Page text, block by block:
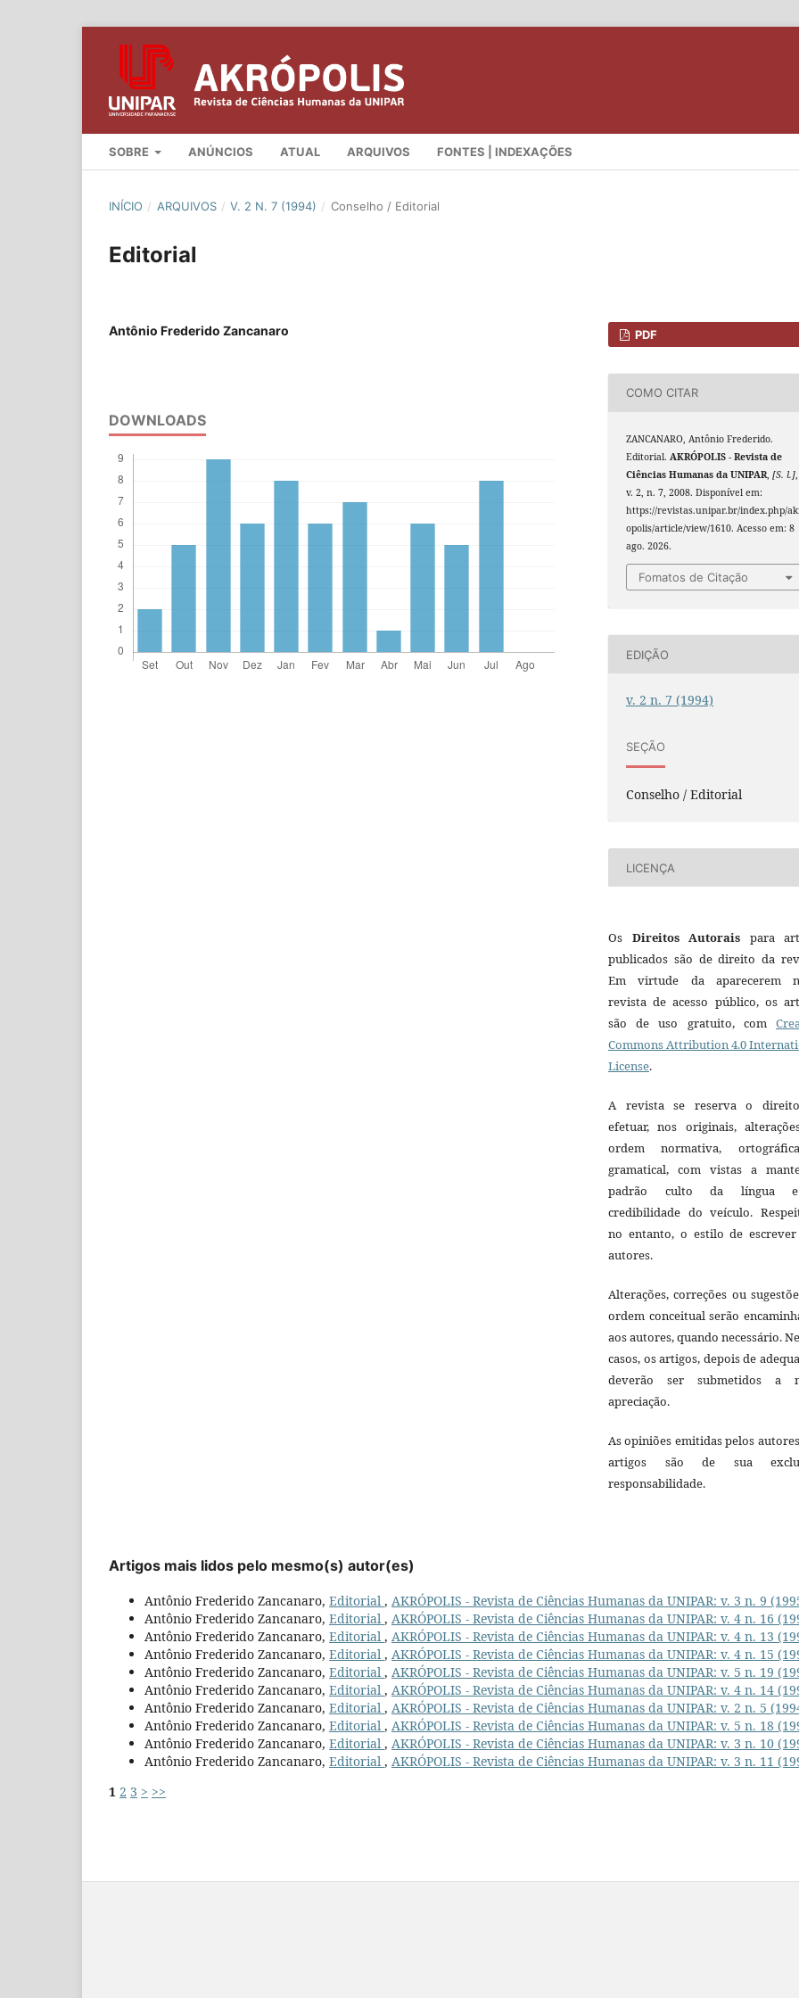
SOBRE ANÚNCIOS ATUAL ARQUIVOS FONTES | INDEXAÇÕES
INÍCIO / ARQUIVOS / V. 2 N. 7 (1994) / Conselho / Editorial
Editorial
Antônio Frederido Zancanaro
DOWNLOADS
PDF
COMO CITAR
ZANCANARO, Antônio Frederido.
Editorial.AKRÓPOLIS - Revista de
Ciências Humanas da UNIPAR,[S. l.],
v. 2, n. 7, 2008. Disponível em:
https://revistas.unipar.br/index.php/
opolis/article/view/1610. Acesso em: 8
ago. 2026.
Fomatos de Citação
EDIÇÃO
v. 2 n. 7 (1994)
SEÇÃO
Conselho / Editorial
LICENÇA
Os Direitos Autorais para
publicados são de direito da
Em virtude da aparecerem
revista de acesso público, os
são de uso gratuito, com
Commons Attribution 4.0
License.
A revista se reserva o
efetuar, nos originais,
ordem normativa,
gramatical, com vistas a
padrão culto da língua
credibilidade do veículo.
no entanto, o estilo de
autores.
Alterações, correções ou
ordem conceitual serão
aos autores, quando necessário.
casos, os artigos, depois de
deverão ser submetidos a
apreciação.
As opiniões emitidas pelos
artigos são de sua
responsabilidade.
Artigos mais lidos pelo mesmo(s) autor(es)
Antônio Frederido Zancanaro, Editorial , AKRÓPOLIS - Revista de Ciências Humanas da UNIPAR: v. 3 n. 9
Antônio Frederido Zancanaro, Editorial , AKRÓPOLIS - Revista de Ciências Humanas da UNIPAR: v. 4 n. 16
Antônio Frederido Zancanaro, Editorial , AKRÓPOLIS - Revista de Ciências Humanas da UNIPAR: v. 4 n. 13
Antônio Frederido Zancanaro, Editorial , AKRÓPOLIS - Revista de Ciências Humanas da UNIPAR: v. 4 n. 15
Antônio Frederido Zancanaro, Editorial , AKRÓPOLIS - Revista de Ciências Humanas da UNIPAR: v. 5 n. 19
Antônio Frederido Zancanaro, Editorial , AKRÓPOLIS - Revista de Ciências Humanas da UNIPAR: v. 4 n. 14
Antônio Frederido Zancanaro, Editorial , AKRÓPOLIS - Revista de Ciências Humanas da UNIPAR: v. 2 n. 5
Antônio Frederido Zancanaro, Editorial , AKRÓPOLIS - Revista de Ciências Humanas da UNIPAR: v. 5 n. 18
Antônio Frederido Zancanaro, Editorial , AKRÓPOLIS - Revista de Ciências Humanas da UNIPAR: v. 3 n. 10
Antônio Frederido Zancanaro, Editorial , AKRÓPOLIS - Revista de Ciências Humanas da UNIPAR: v. 3 n. 11
1 2 3 > >>